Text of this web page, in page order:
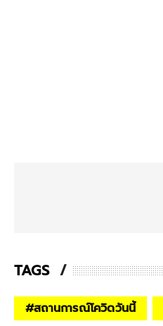
TAGS
#สถานการณ์โควิดวันนี้